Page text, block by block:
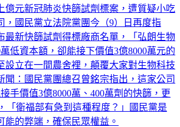
億元新冠肺炎快篩試劑標案，遭質疑小吃
，國民黨立法院黨團今（9）日再度指
最新快篩試劑得標廠商名單，「弘朗生物
低資本額，卻能接下價值3億8000萬元的
設立在一間農舍裡，顛覆大家對生物科技
聞：國民黨團總召曾銘宗指出，這家公司
手價值3億8000萬、400萬劑的快篩，更
「衛福部有急到這種程度？」國民黨是
能的弊端，確保民眾權益。